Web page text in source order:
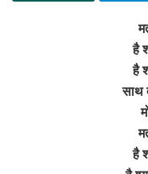
है
है
साथ
है